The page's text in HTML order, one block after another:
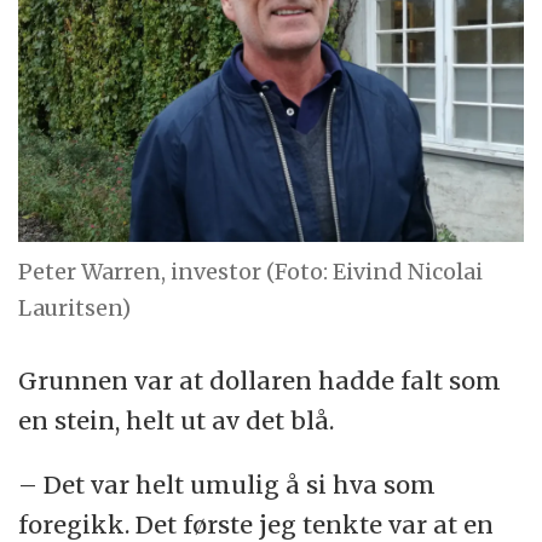
Peter Warren, investor (Foto: Eivind Nicolai
Lauritsen)
Grunnen var at dollaren hadde falt som
en stein, helt ut av det blå.
– Det var helt umulig å si hva som
foregikk. Det første jeg tenkte var at en